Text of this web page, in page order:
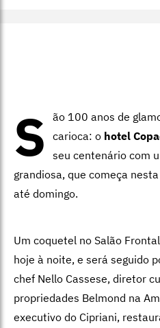
S
ão 100 anos de
carioca: o hotel
seu centenário com
grandiosa, que começa
até domingo.
Um coquetel no Salão
hoje à noite, e será seguido
chef Nello Cassese, diretor
propriedades Belmond na
executivo do Cipriani,